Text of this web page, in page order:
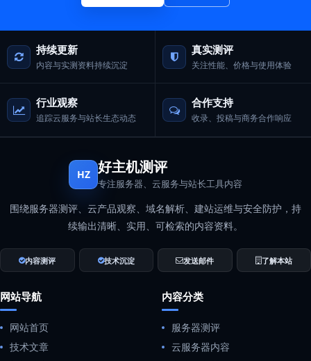
持续更新
内容与实测资料持续沉淀
真实测评
关注性能、价格与使用体验
行业观察
追踪云服务与站长生态动态
合作支持
收录、投稿与商务合作响应
HZ 好主机测评
专注服务器、云服务与站长工具内容
围绕服务器测评、云产品观察、域名解析、建站运维与安全防护，持
续输出清晰、实用、可检索的内容资料。
内容测评 技术沉淀 发送邮件 了解本站
网站导航
网站首页
技术文章
内容分类
服务器测评
云服务器内容